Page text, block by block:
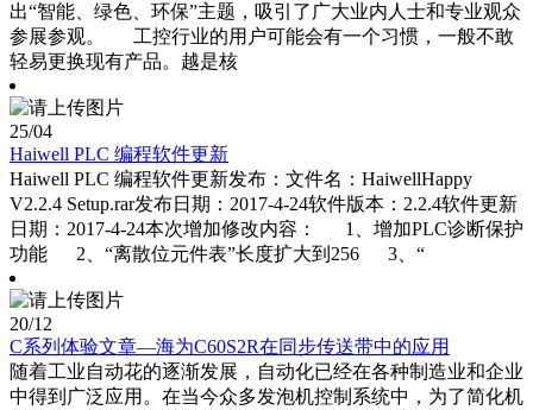
出“智能、绿色、环保”主题，吸引了广大业内人士和专业观众
参展参观。 工控行业的用户可能会有一个习惯，一般不敢
轻易更换现有产品。越是核
25/04
Haiwell PLC 编程软件更新
Haiwell PLC 编程软件更新发布：文件名：HaiwellHappy
V2.2.4 Setup.rar发布日期：2017-4-24软件版本：2.2.4软件更新
日期：2017-4-24本次增加修改内容： 1、增加PLC诊断保护
功能 2、“离散位元件表”长度扩大到256 3、“
20/12
C系列体验文章—海为C60S2R在同步传送带中的应用
随着工业自动花的逐渐发展，自动化已经在各种制造业和企业
中得到广泛应用。在当今众多发泡机控制系统中，为了简化机